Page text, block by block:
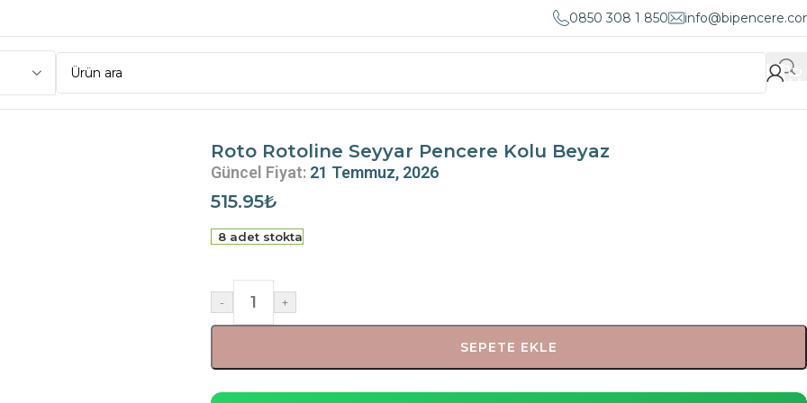
0850 308 1 850
Roto Rotoline Seyyar Pencere Kolu Beyaz
Güncel Fiyat: 21 Temmuz, 2026
515.95₺
8 adet stokta
- +
SEPETE EKLE